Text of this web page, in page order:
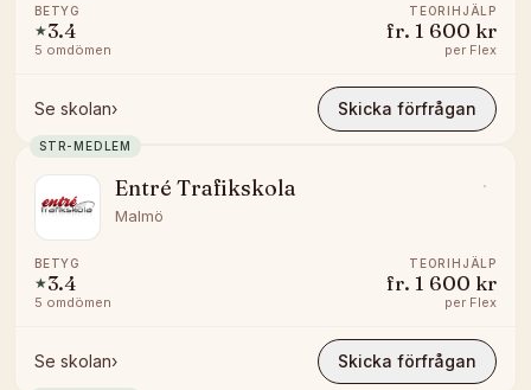
BETYG
★3.4
5 omdömen
TEORIHJÄLP
fr. 1 600 kr
per Flex
Se skolan› Skicka förfrågan
STR-MEDLEM
Entré Trafikskola
Malmö
BETYG
★3.4
5 omdömen
TEORIHJÄLP
fr. 1 600 kr
per Flex
Se skolan› Skicka förfrågan